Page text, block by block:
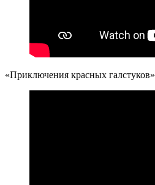
«Приключения красных галстуков»